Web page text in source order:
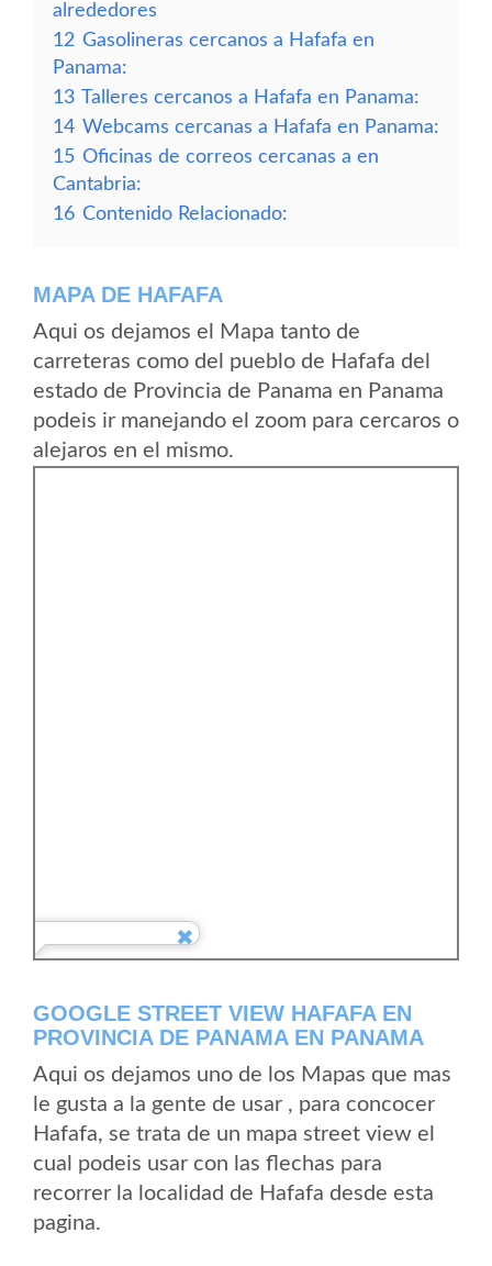
alrededores
12 Gasolineras cercanos a Hafafa en
Panama:
13 Talleres cercanos a Hafafa en Panama:
14 Webcams cercanas a Hafafa en Panama:
15 Oficinas de correos cercanas a en
Cantabria:
16 Contenido Relacionado:
MAPA DE HAFAFA
Aqui os dejamos el Mapa tanto de
carreteras como del pueblo de Hafafa del
estado de Provincia de Panama en Panama
podeis ir manejando el zoom para cercaros o
alejaros en el mismo.
GOOGLE STREET VIEW HAFAFA EN
PROVINCIA DE PANAMA EN PANAMA
Aqui os dejamos uno de los Mapas que mas
le gusta a la gente de usar , para concocer
Hafafa, se trata de un mapa street view el
cual podeis usar con las flechas para
recorrer la localidad de Hafafa desde esta
pagina.